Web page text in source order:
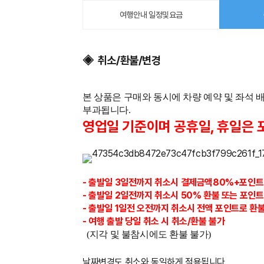
여행안내 일정및요금
◈ 취소/환불/변경
본 상품은 구매와 동시에 차량 예약 및 좌석
부과됩니다.
영업일 기준이며 공휴일, 휴일은
- 출발일 3일전까지취소시 결제금액80%+포인
- 출발일 2일전까지 취소시 50% 환불 또는 포인
- 출발일 1일전 오전까지 취소시 전액 포인트로 환
- 여행 출발 당일 취소 시 취소/환불 불가
(지각 및 불참시에도 환불 불가)